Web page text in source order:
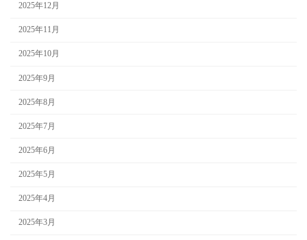
2025年12月
2025年11月
2025年10月
2025年9月
2025年8月
2025年7月
2025年6月
2025年5月
2025年4月
2025年3月